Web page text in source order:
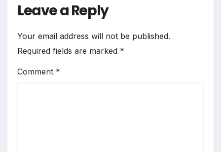
Leave a Reply
Your email address will not be published.
Required fields are marked *
Comment *